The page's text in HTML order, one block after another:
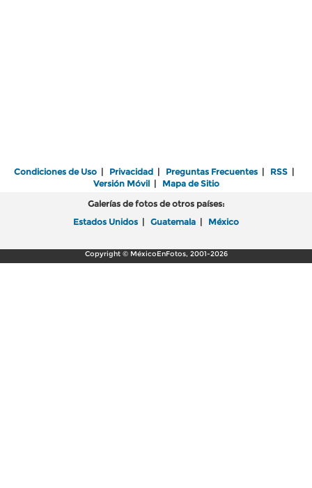
Condiciones de Uso | Privacidad | Preguntas Frecuentes | RSS |
Versión Móvil| Mapa de Sitio
Galerías de fotos de otros países:
Estados Unidos | Guatemala | México
Copyright © MéxicoEnFotos, 2001-2026